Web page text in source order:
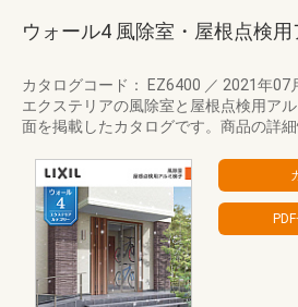
ウォール4 風除室・屋根点検
カタログコード： EZ6400 ／ 2021年07
エクステリアの風除室と屋根点検用ア
面を掲載したカタログです。商品の詳細